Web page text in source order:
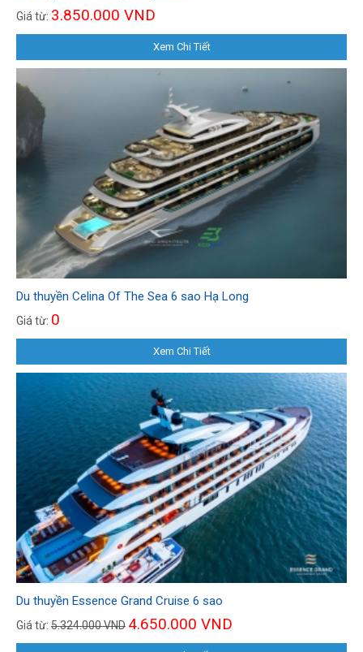
Giá từ: 3.850.000 VND
Xem Chi Tiết
Du thuyền Celina Of The Sea 6 sao Hạ Long
Giá từ: 0
Xem Chi Tiết
Du thuyền Essence Grand Cruise 6 sao
Giá từ: 5.324.000 VND 4.650.000 VND